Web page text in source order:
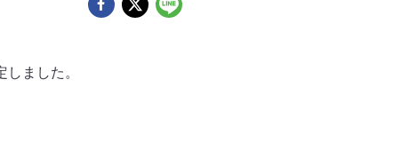
ました。